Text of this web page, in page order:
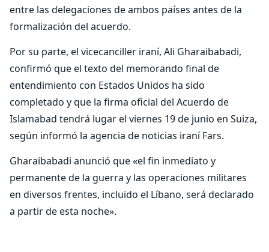
entre las delegaciones de ambos países antes de la
formalización del acuerdo.
Por su parte, el vicecanciller iraní, Ali Gharaibabadi,
confirmó que el texto del memorando final de
entendimiento con Estados Unidos ha sido
completado y que la firma oficial del Acuerdo de
Islamabad tendrá lugar el viernes 19 de junio en Suiza,
según informó la agencia de noticias iraní Fars.
Gharaibabadi anunció que «el fin inmediato y
permanente de la guerra y las operaciones militares
en diversos frentes, incluido el Líbano, será declarado
a partir de esta noche».